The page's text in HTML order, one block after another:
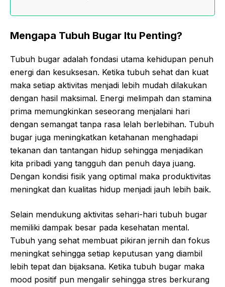
Mengapa Tubuh Bugar Itu Penting?
Tubuh bugar adalah fondasi utama kehidupan penuh
energi dan kesuksesan. Ketika tubuh sehat dan kuat
maka setiap aktivitas menjadi lebih mudah dilakukan
dengan hasil maksimal. Energi melimpah dan stamina
prima memungkinkan seseorang menjalani hari
dengan semangat tanpa rasa lelah berlebihan. Tubuh
bugar juga meningkatkan ketahanan menghadapi
tekanan dan tantangan hidup sehingga menjadikan
kita pribadi yang tangguh dan penuh daya juang.
Dengan kondisi fisik yang optimal maka produktivitas
meningkat dan kualitas hidup menjadi jauh lebih baik.
Selain mendukung aktivitas sehari-hari tubuh bugar
memiliki dampak besar pada kesehatan mental.
Tubuh yang sehat membuat pikiran jernih dan fokus
meningkat sehingga setiap keputusan yang diambil
lebih tepat dan bijaksana. Ketika tubuh bugar maka
mood positif pun mengalir sehingga stres berkurang